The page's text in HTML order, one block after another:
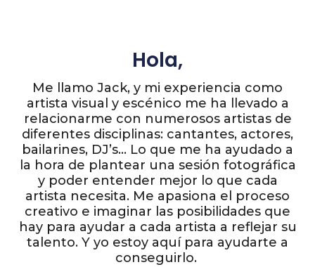
Hola,
Me llamo Jack, y mi experiencia como
artista visual y escénico me ha llevado a
relacionarme con numerosos artistas de
diferentes disciplinas: cantantes, actores,
bailarines, DJ’s… Lo que me ha ayudado a
la hora de plantear una sesión fotográfica
y poder entender mejor lo que cada
artista necesita. Me apasiona el proceso
creativo e imaginar las posibilidades que
hay para ayudar a cada artista a reflejar su
talento. Y yo estoy aquí para ayudarte a
conseguirlo.